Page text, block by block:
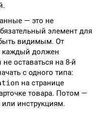
— это не
элемент для
видимым. От
каждый должен
оставаться на 8-й
с одного типа:
на странице
товара. Потом —
инструкциям.